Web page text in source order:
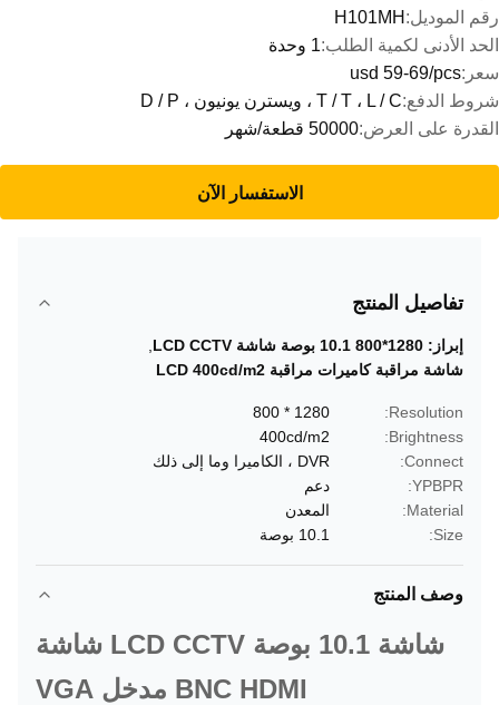
رقم الموديل: H101MH
الحد الأدنى لكمية الطلب:1 وحدة
سعر:usd 59-69/pcs
شروط الدفع:T / T ، L / C ، ويسترن يونيون ، D / P
القدرة على العرض:50000 قطعة/شهر
الاستفسار الآن
تفاصيل المنتج
إبراز: 1280*800 10.1 بوصة شاشة LCD CCTV
شاشة مراقبة كاميرات مراقبة LCD 400cd/m2
Resolution:
1280 * 800
Brightness:
400cd/m2
Connect:
DVR ، الكاميرا وما إلى ذلك
YPBPR:
دعم
Material:
المعدن
Size:
10.1 بوصة
وصف المنتج
شاشة 10.1 بوصة LCD CCTV شاشة
BNC HDMI مدخل VGA